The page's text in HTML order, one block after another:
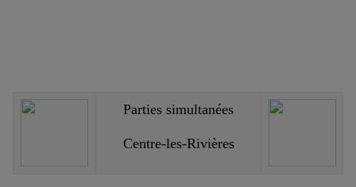
Parties simultanées
Centre-les-Rivières